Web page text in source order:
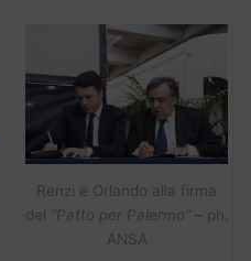
Renzi e Orlando alla firma
del “Patto per Palermo”– ph.
ANSA